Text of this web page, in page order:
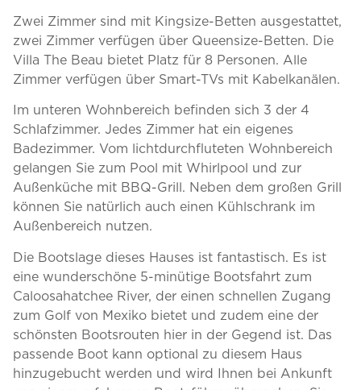
Zwei Zimmer sind mit Kingsize-Betten ausgestattet,
zwei Zimmer verfügen über Queensize-Betten. Die
Villa The Beau bietet Platz für 8 Personen. Alle
Zimmer verfügen über Smart-TVs mit Kabelkanälen.
Im unteren Wohnbereich befinden sich 3 der 4
Schlafzimmer. Jedes Zimmer hat ein eigenes
Badezimmer. Vom lichtdurchfluteten Wohnbereich
gelangen Sie zum Pool mit Whirlpool und zur
Außenküche mit BBQ-Grill. Neben dem großen Grill
können Sie natürlich auch einen Kühlschrank im
Außenbereich nutzen.
Die Bootslage dieses Hauses ist fantastisch. Es ist
eine wunderschöne 5-minütige Bootsfahrt zum
Caloosahatchee River, der einen schnellen Zugang
zum Golf von Mexiko bietet und zudem eine der
schönsten Bootsrouten hier in der Gegend ist. Das
passende Boot kann optional zu diesem Haus
hinzugebucht werden und wird Ihnen bei Ankunft